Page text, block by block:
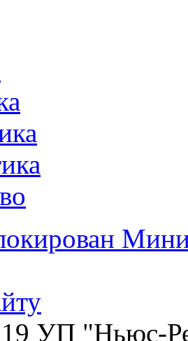
УП "Ньюс-